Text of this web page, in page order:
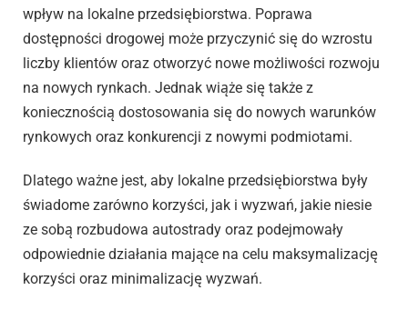
wpływ na lokalne przedsiębiorstwa. Poprawa
dostępności drogowej może przyczynić się do wzrostu
liczby klientów oraz otworzyć nowe możliwości rozwoju
na nowych rynkach. Jednak wiąże się także z
koniecznością dostosowania się do nowych warunków
rynkowych oraz konkurencji z nowymi podmiotami.
Dlatego ważne jest, aby lokalne przedsiębiorstwa były
świadome zarówno korzyści, jak i wyzwań, jakie niesie
ze sobą rozbudowa autostrady oraz podejmowały
odpowiednie działania mające na celu maksymalizację
korzyści oraz minimalizację wyzwań.